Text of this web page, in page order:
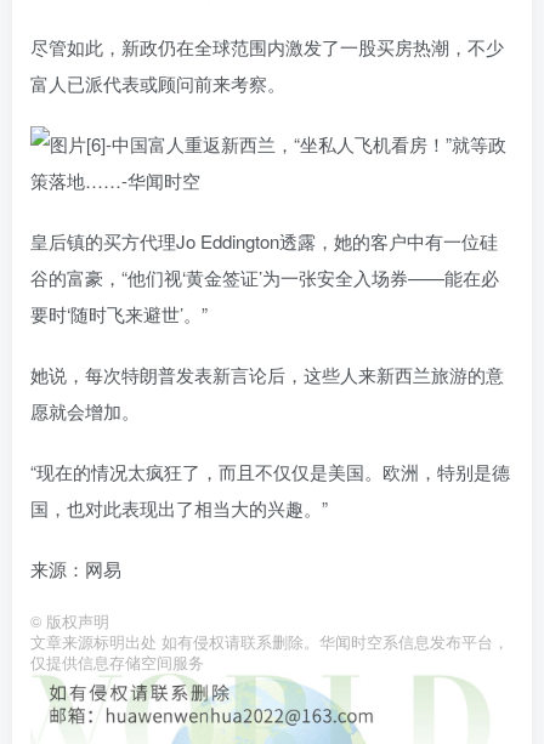
尽管如此，新政仍在全球范围内激发了一股买房热潮，不少
富人已派代表或顾问前来考察。
皇后镇的买方代理Jo Eddington透露，她的客户中有一位硅
谷的富豪，“他们视‘黄金签证’为一张安全入场券——能在必
要时‘随时飞来避世’。”
她说，每次特朗普发表新言论后，这些人来新西兰旅游的意
愿就会增加。
“现在的情况太疯狂了，而且不仅仅是美国。欧洲，特别是德
国，也对此表现出了相当大的兴趣。”
来源：网易
© 版权声明
文章来源标明出处 如有侵权请联系删除。华闻时空系信息发布平台，
仅提供信息存储空间服务